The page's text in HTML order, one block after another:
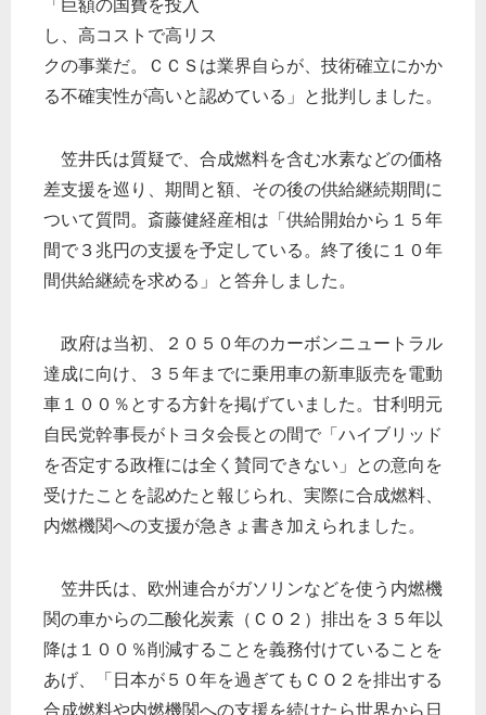
「巨額の国費を投入
し、高コストで高リス
クの事業だ。ＣＣＳは業界自らが、技術確立にかか
る不確実性が高いと認めている」と批判しました。
笠井氏は質疑で、合成燃料を含む水素などの価格
差支援を巡り、期間と額、その後の供給継続期間に
ついて質問。斎藤健経産相は「供給開始から１５年
間で３兆円の支援を予定している。終了後に１０年
間供給継続を求める」と答弁しました。
政府は当初、２０５０年のカーボンニュートラル
達成に向け、３５年までに乗用車の新車販売を電動
車１００％とする方針を掲げていました。甘利明元
自民党幹事長がトヨタ会長との間で「ハイブリッド
を否定する政権には全く賛同できない」との意向を
受けたことを認めたと報じられ、実際に合成燃料、
内燃機関への支援が急きょ書き加えられました。
笠井氏は、欧州連合がガソリンなどを使う内燃機
関の車からの二酸化炭素（ＣＯ２）排出を３５年以
降は１００％削減することを義務付けていることを
あげ、「日本が５０年を過ぎてもＣＯ２を排出する
合成燃料や内燃機関への支援を続けたら世界から日